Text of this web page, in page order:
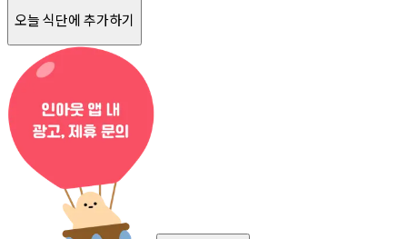
오늘 식단에 추가하기